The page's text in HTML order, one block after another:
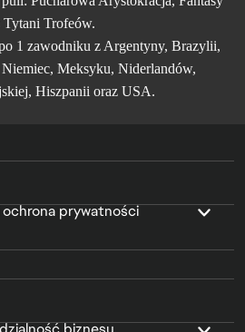
Trofeów.
1 zawodniku z Argentyny, Brazylii,
Meksyku, Niderlandów,
Hiszpanii oraz USA.
prywatności